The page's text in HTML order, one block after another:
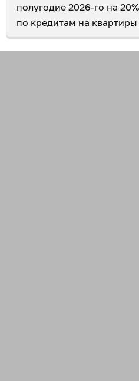
полугодие 2026-го на 20%
по кредитам на